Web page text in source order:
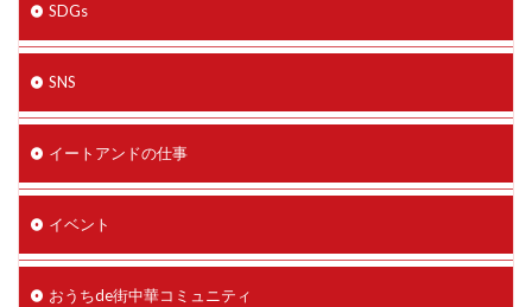
SDGs
SNS
イートアンドの仕事
イベント
おうちde街中華コミュニティ